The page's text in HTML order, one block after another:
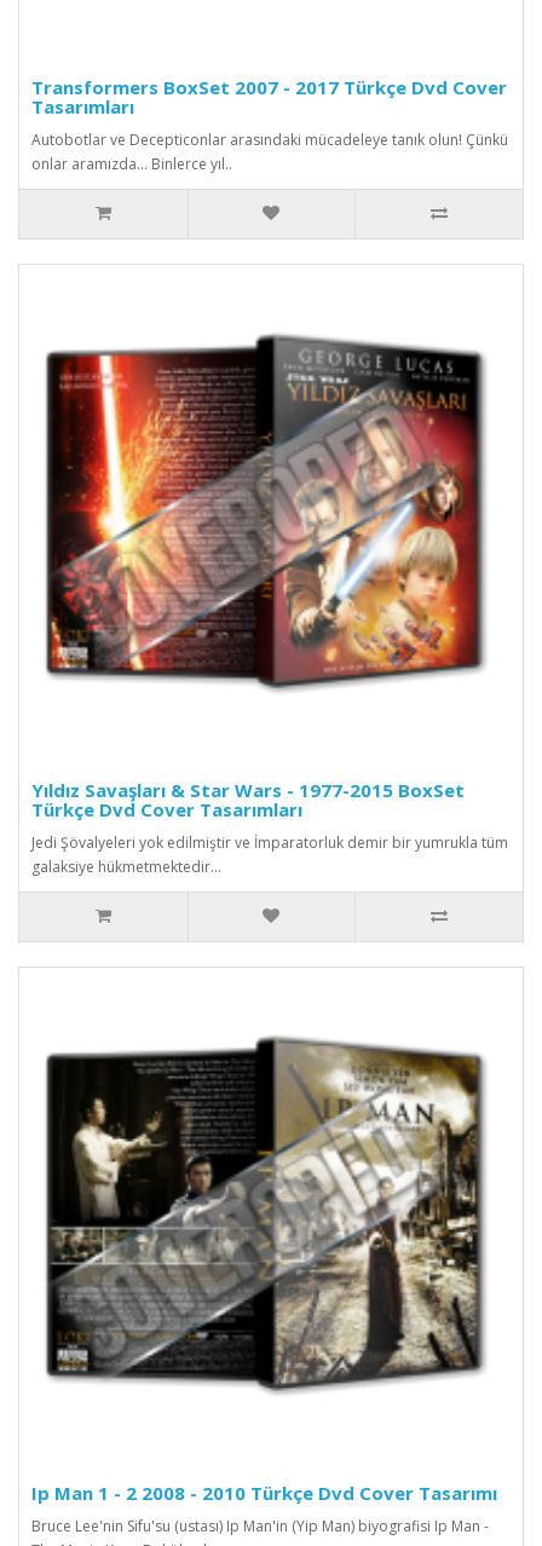
Transformers BoxSet 2007 - 2017 Türkçe Dvd Cover
Tasarımları
Autobotlar ve Decepticonlar arasındaki mücadeleye tanık olun! Çünkü
onlar aramızda... Binlerce yıl..
Yıldız Savaşları & Star Wars - 1977-2015 BoxSet
Türkçe Dvd Cover Tasarımları
Jedi Şövalyeleri yok edilmiştir ve İmparatorluk demir bir yumrukla tüm
galaksiye hükmetmektedir...
Ip Man 1 - 2 2008 - 2010 Türkçe Dvd Cover Tasarımı
Bruce Lee'nin Sifu'su (ustası) Ip Man'in (Yip Man) biyografisi Ip Man -